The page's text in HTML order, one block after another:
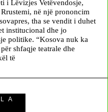
i Lëvizjes Vetëvendosje,
në një prononcim
tha se vendit i duhet
institucional dhe jo
politike. “Kosova nuk ka
shfaqje teatrale dhe
të